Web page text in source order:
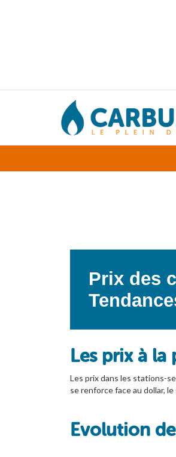
Prix des
Les prix à la
Les prix dans les stations-
se renforce face au dollar,
Evolution